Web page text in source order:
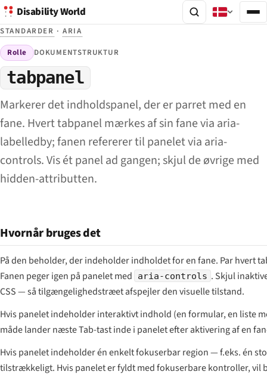
Disability World
STANDARDER ·ARIA
Rolle DOKUMENTSTRUKTUR
tabpanel
Markerer det indholdspanel, der er parret med en
fane. Hvert tabpanel mærkes af sin fane via aria-
labelledby; fanen refererer til panelet via aria-
controls. Vis ét panel ad gangen; skjul de øvrige med
hidden-attributten.
Hvornår bruges det
På den beholder, der indeholder indholdet for en fane. Par hvert
Fanen peger igen på panelet med
aria-controls . Skjul
CSS — så tilgængelighedstræet afspejler den visuelle tilstand.
Hvis panelet indeholder interaktivt indhold (en formular, en liste
måde lander næste Tab-tast inde i panelet efter aktivering af en
Hvis panelet indeholder én enkelt fokuserbar region — f.eks. én
tilstrækkeligt. Hvis panelet er fyldt med fokuserbare kontroller, vil